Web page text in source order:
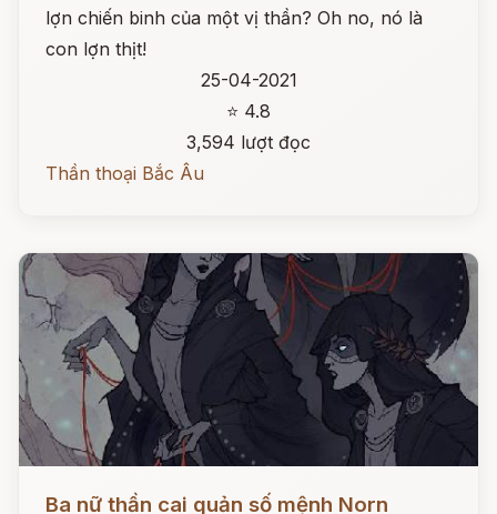
lợn chiến binh của một vị thần? Oh no, nó là
con lợn thịt!
25-04-2021
⭐ 4.8
3,594 lượt đọc
Thần thoại Bắc Âu
Ba nữ thần cai quản số mệnh Norn